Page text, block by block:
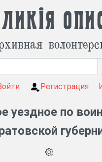
Регистрация
по